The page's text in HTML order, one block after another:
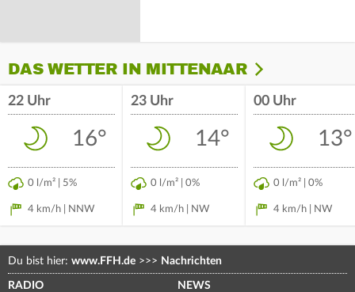
DAS WETTER IN MITTENAAR
22 Uhr
16°
0 l/m² | 5%
4 km/h | NNW
23 Uhr
14°
0 l/m² | 0%
4 km/h | NW
00 Uhr
13°
0 l/m² | 0%
4 km/h | NW
Du bist hier: www.FFH.de >>> Nachrichten
RADIO NEWS